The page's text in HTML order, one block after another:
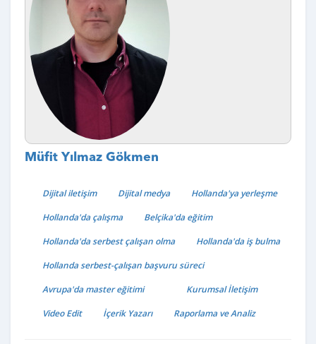
Müfit Yılmaz Gökmen
Dijital iletişim Dijital medya
Hollanda'ya yerleşme
Hollanda'da çalışma
Belçika'da eğitim
Hollanda'da serbest çalışan olma
Hollanda'da iş bulma
Hollanda serbest-çalışan başvuru süreci
Avrupa'da master eğitimi
Kurumsal İletişim
Video Edit
İçerik Yazarı Raporlama ve Analiz